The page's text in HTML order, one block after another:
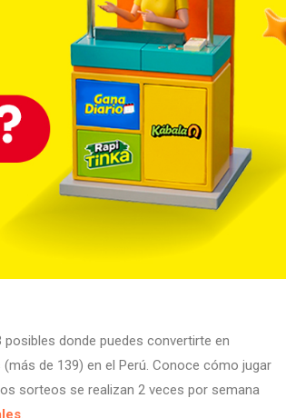
donde puedes convertirte en
de 139) en el Perú. Conoce cómo jugar
sorteos se realizan 2 veces por semana
.